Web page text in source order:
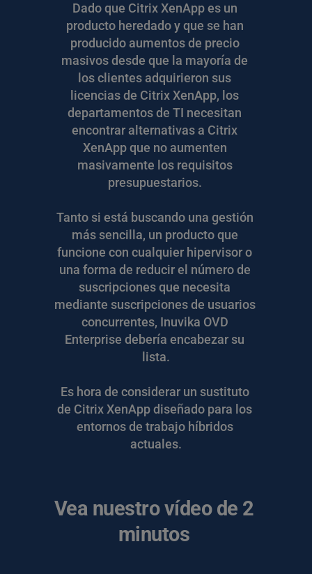
Dado que Citrix XenApp es un
producto heredado y que se han
producido aumentos de precio
masivos desde que la mayoría de
los clientes adquirieron sus
licencias de Citrix XenApp, los
departamentos de TI necesitan
encontrar alternativas a Citrix
XenApp que no aumenten
masivamente los requisitos
presupuestarios.
Tanto si está buscando una gestión
más sencilla, un producto que
funcione con cualquier hipervisor o
una forma de reducir el número de
suscripciones que necesita
mediante suscripciones de usuarios
concurrentes, Inuvika OVD
Enterprise debería encabezar su
lista.
Es hora de considerar un sustituto
de Citrix XenApp diseñado para los
entornos de trabajo híbridos
actuales.
Vea nuestro vídeo de 2
minutos